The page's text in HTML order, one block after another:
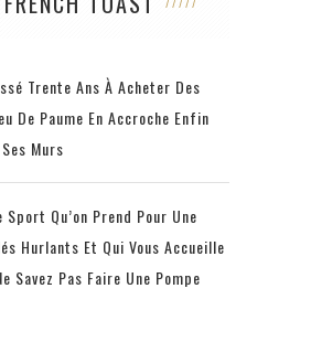
Trente Ans À Acheter Des
De Paume En Accroche Enfin
Murs
Qu’on Prend Pour Une
Hurlants Et Qui Vous Accueille
Savez Pas Faire Une Pompe